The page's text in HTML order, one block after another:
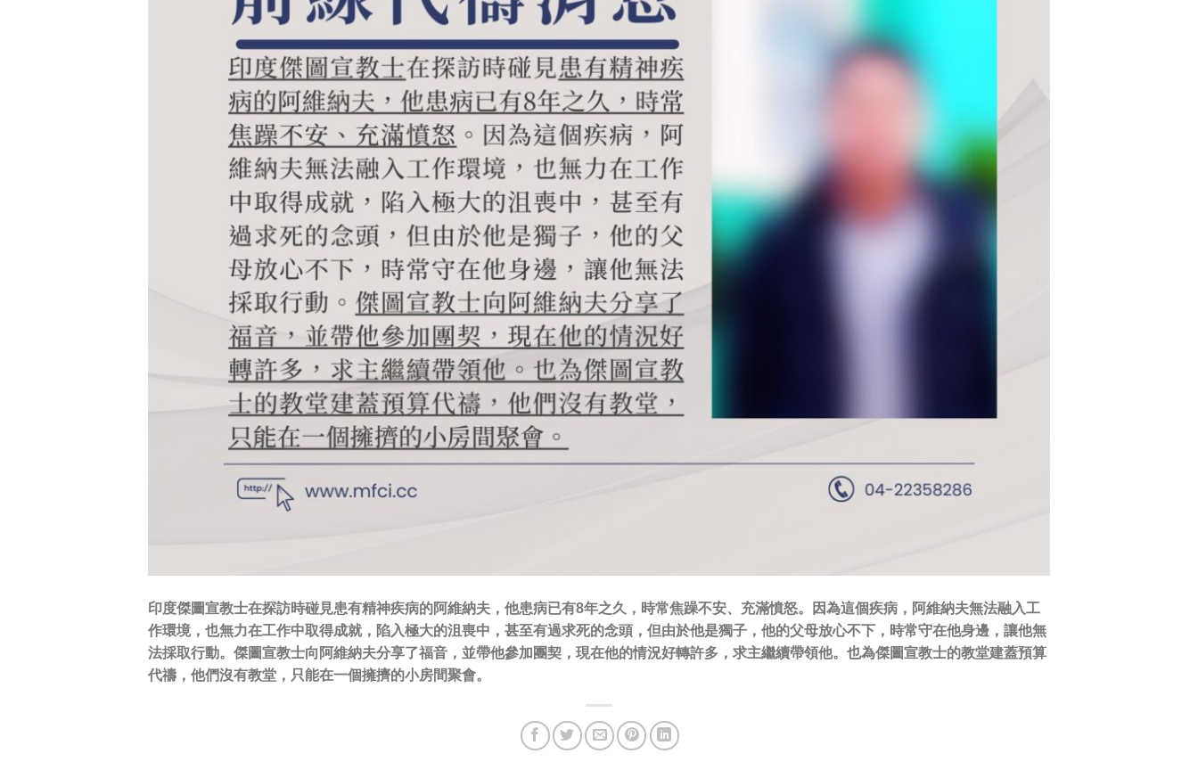
印度傑圖宣教士在探訪時碰見患有精神疾病的阿維納夫，他患病已有8年之久，時常焦躁不安、充滿憤怒。因為這個疾病，阿維納夫無法融入工
作環境，也無力在工作中取得成就，陷入極大的沮喪中，甚至有過求死的念頭，但由於他是獨子，他的父母放心不下，時常守在他身邊，讓他無
法採取行動。傑圖宣教士向阿維納夫分享了福音，並帶他參加團契，現在他的情況好轉許多，求主繼續帶領他。也為傑圖宣教士的教堂建蓋預算
代禱，他們沒有教堂，只能在一個擁擠的小房間聚會。